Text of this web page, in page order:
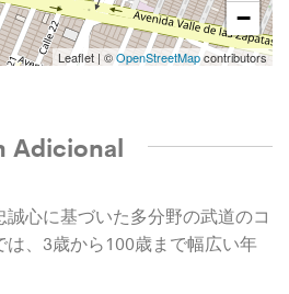
−
Leaflet | ©OpenStreetMapcontributors
Adicional
心に基づいた多分野の武道のコ
は、3歳から100歳まで幅広い年